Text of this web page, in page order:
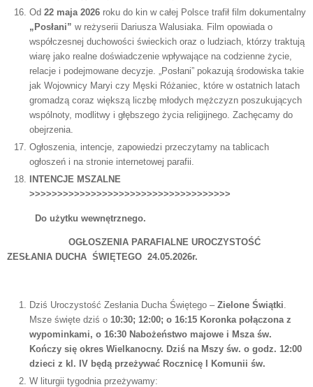
Od 22 maja 2026roku do kin w całej Polsce trafił film dokumentalny
„Posłani” w reżyserii Dariusza Walusiaka. Film opowiada o
współczesnej duchowości świeckich oraz o ludziach, którzy traktują
wiarę jako realne doświadczenie wpływające na codzienne życie,
relacje i podejmowane decyzje. „Posłani” pokazują środowiska takie
jak Wojownicy Maryi czy Męski Różaniec, które w ostatnich latach
gromadzą coraz większą liczbę młodych mężczyzn poszukujących
wspólnoty, modlitwy i głębszego życia religijnego. Zachęcamy do
obejrzenia.
Ogłoszenia, intencje, zapowiedzi przeczytamy na tablicach
ogłoszeń i na stronie internetowej parafii.
INTENCJE MSZALNE
>>>>>>>>>>>>>>>>>>>>>>>>>>>>>>>>>>>>
Do użytku wewnętrznego.
OGŁOSZENIA PARAFIALNE UROCZYSTOŚĆ
ZESŁANIA DUCHA ŚWIĘTEGO 24.05.2026r.
Dziś Uroczystość Zesłania Ducha Świętego – Zielone Świątki.
Msze święte dziś o 10:30; 12:00; o 16:15 Koronka połączona z
wypominkami, o 16:30 Nabożeństwo majowe i Msza św.
Kończy się okres Wielkanocny. Dziś na Mszy św. o godz. 12:00
dzieci z kl. IV będą przeżywać Rocznicę I Komunii św.
W liturgii tygodnia przeżywamy: